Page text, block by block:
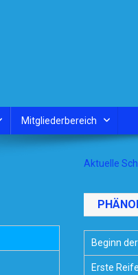
Mitgliederbereich
Aktuelle
Beginn
Erste